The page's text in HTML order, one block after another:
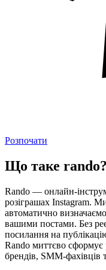
Розпочати
Що таке rando?
Rando — онлайн-
розіграшах Instagram.
автоматично
вашими постами. Без
посилання на
Rando миттєво сформує
брендів, SMM-фахівців